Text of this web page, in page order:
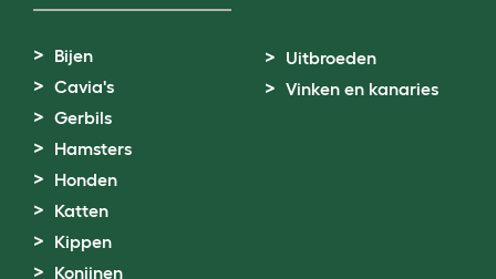
Bijen
Cavia's
Gerbils
Hamsters
Honden
Katten
Kippen
Konijnen
Uitbroeden
Vinken en kanaries